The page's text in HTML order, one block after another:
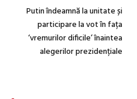
Putin îndeamnă la unitate și
participare la vot în fața
‘vremurilor dificile’ înaintea
alegerilor prezidențiale